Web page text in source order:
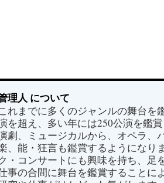
理人 について
れまでに多くのジャンルの舞台を
を超え、多い年には250公演を鑑
劇、ミュージカルから、オペラ、
、能・狂言も鑑賞するようになり
・コンサートにも興味を持ち、足
事の合間に舞台を鑑賞することに